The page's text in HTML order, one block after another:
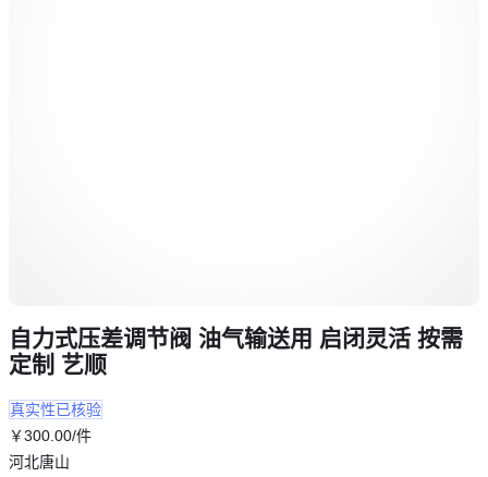
自力式压差调节阀 油气输送用 启闭灵活 按需
定制 艺顺
真实性已核验
￥300.00/件
河北唐山